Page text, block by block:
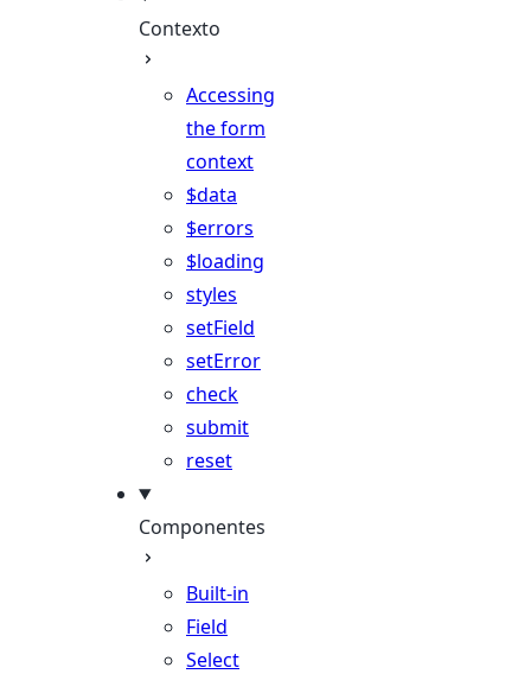
Contexto
Accessing
the form
context
$data
$errors
$loading
styles
setField
setError
check
submit
reset
Componentes
Built-in
Field
Select